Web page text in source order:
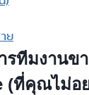
ตั้ง
หมาย
ด้าน
การ
ย
รทีมงานข
(ที่คุณไม่อ